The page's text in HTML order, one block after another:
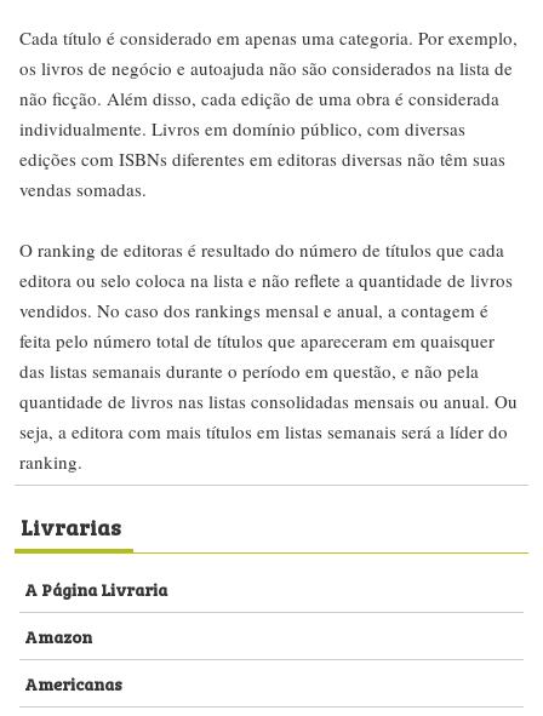
Cada título é considerado em apenas uma categoria. Por exemplo,
os livros de negócio e autoajuda não são considerados na lista de
não ficção. Além disso, cada edição de uma obra é considerada
individualmente. Livros em domínio público, com diversas
edições com ISBNs diferentes em editoras diversas não têm suas
vendas somadas.
O ranking de editoras é resultado do número de títulos que cada
editora ou selo coloca na lista e não reflete a quantidade de livros
vendidos. No caso dos rankings mensal e anual, a contagem é
feita pelo número total de títulos que apareceram em quaisquer
das listas semanais durante o período em questão, e não pela
quantidade de livros nas listas consolidadas mensais ou anual. Ou
seja, a editora com mais títulos em listas semanais será a líder do
ranking.
Livrarias
A Página Livraria
Amazon
Americanas